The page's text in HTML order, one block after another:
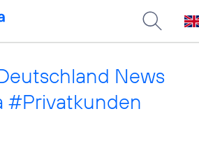
News
#Privatkunden